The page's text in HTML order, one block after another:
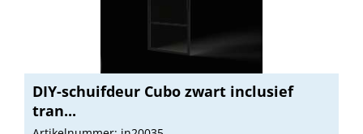
DIY-schuifdeur Cubo zwart inclusief
tran...